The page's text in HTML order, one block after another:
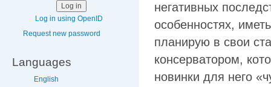
Log in using OpenID
Request new password
Languages
English
негативных
особенностях,
планирую в свои
консерватором,
новинки для него